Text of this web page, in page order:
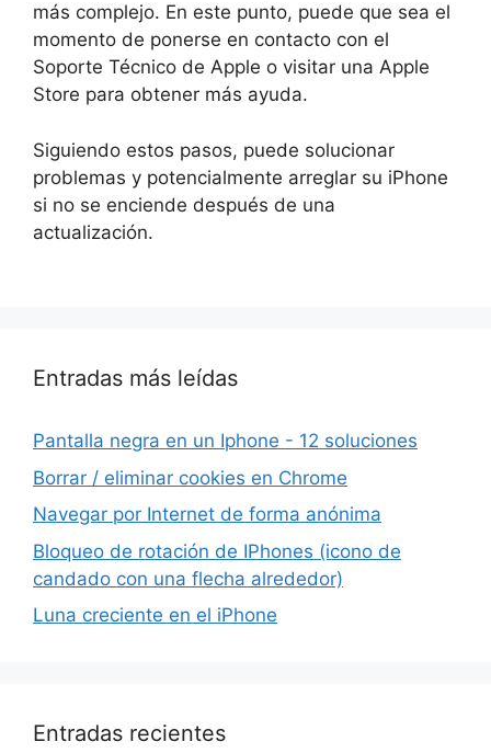
más complejo. En este punto, puede que sea el
momento de ponerse en contacto con el
Soporte Técnico de Apple o visitar una Apple
Store para obtener más ayuda.
Siguiendo estos pasos, puede solucionar
problemas y potencialmente arreglar su iPhone
si no se enciende después de una
actualización.
Entradas más leídas
Pantalla negra en un Iphone - 12 soluciones
Borrar / eliminar cookies en Chrome
Navegar por Internet de forma anónima
Bloqueo de rotación de IPhones (icono de
candado con una flecha alrededor)
Luna creciente en el iPhone
Entradas recientes